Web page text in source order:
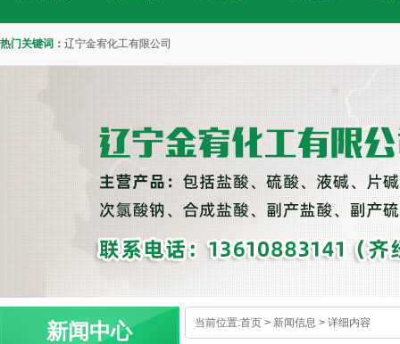
热门关键词： 辽宁金宥化工有限公司
当前位置:首页 > 新闻信息 > 详细内容
新闻中心